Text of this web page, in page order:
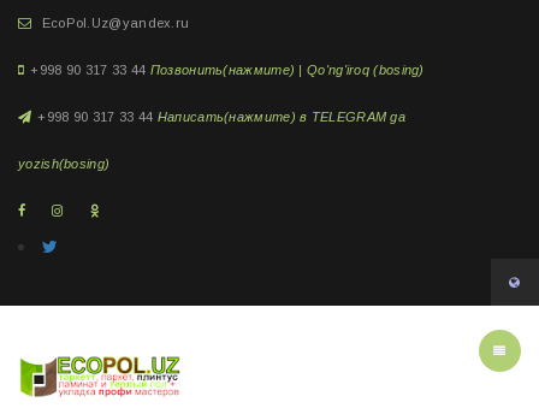
EcoPol.Uz@yandex.ru
+998 90 317 33 44 Позвонить(нажмите) | Qo'ng'iroq (bosing)
+998 90 317 33 44 Написать(нажмите) в TELEGRAM ga
yozish(bosing)